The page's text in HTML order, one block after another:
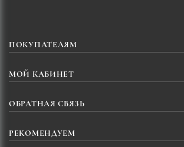
ПОКУПАТЕЛЯМ
МОЙ КАБИНЕТ
ОБРАТНАЯ СВЯЗЬ
РЕКОМЕНДУЕМ